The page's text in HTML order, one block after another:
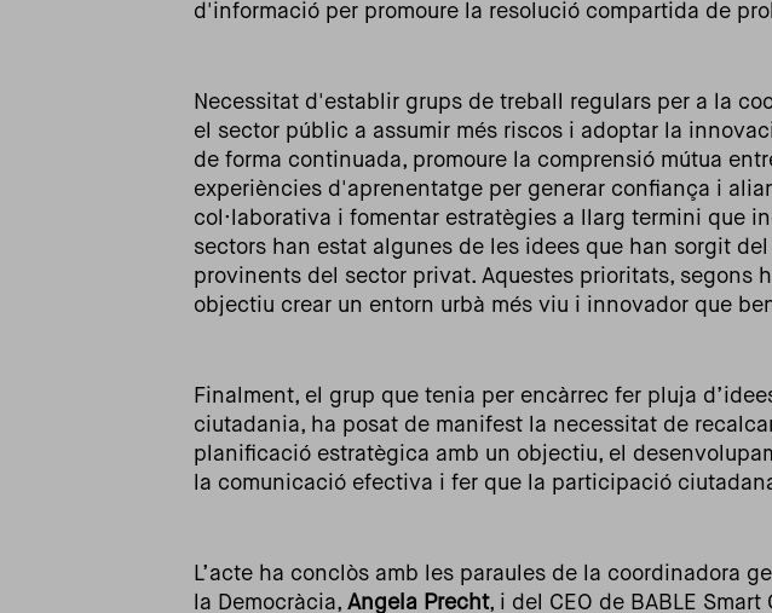
d'informació per promoure la resolució compartida de
Necessitat d'establir grups de treball regulars per a la
el sector públic a assumir més riscos i adoptar la
de forma continuada, promoure la comprensió mútua
experiències d'aprenentatge per generar confiança i
col·laborativa i fomentar estratègies a llarg termini que
sectors han estat algunes de les idees que han sorgit
provinents del sector privat. Aquestes prioritats, segons
objectiu crear un entorn urbà més viu i innovador que
Finalment, el grup que tenia per encàrrec fer pluja
ciutadania, ha posat de manifest la necessitat de
planificació estratègica amb un objectiu, el
la comunicació efectiva i fer que la participació
L’acte ha conclòs amb les paraules de la coordinadora
la Democràcia, Angela Precht, i del CEO de BABLE Smart